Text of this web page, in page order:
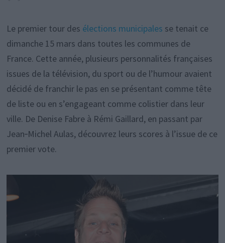
Le premier tour des élections municipales se tenait ce
dimanche 15 mars dans toutes les communes de
France. Cette année, plusieurs personnalités françaises
issues de la télévision, du sport ou de l’humour avaient
décidé de franchir le pas en se présentant comme tête
de liste ou en s’engageant comme colistier dans leur
ville. De Denise Fabre à Rémi Gaillard, en passant par
Jean‑Michel Aulas, découvrez leurs scores à l’issue de ce
premier vote.